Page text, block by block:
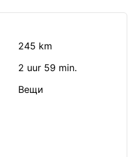
245 km
2 uur 59 min.
Вещи